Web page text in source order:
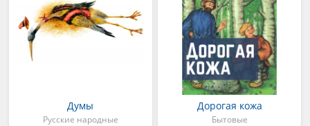
Думы
Русские народные
Дорогая кожа
Бытовые